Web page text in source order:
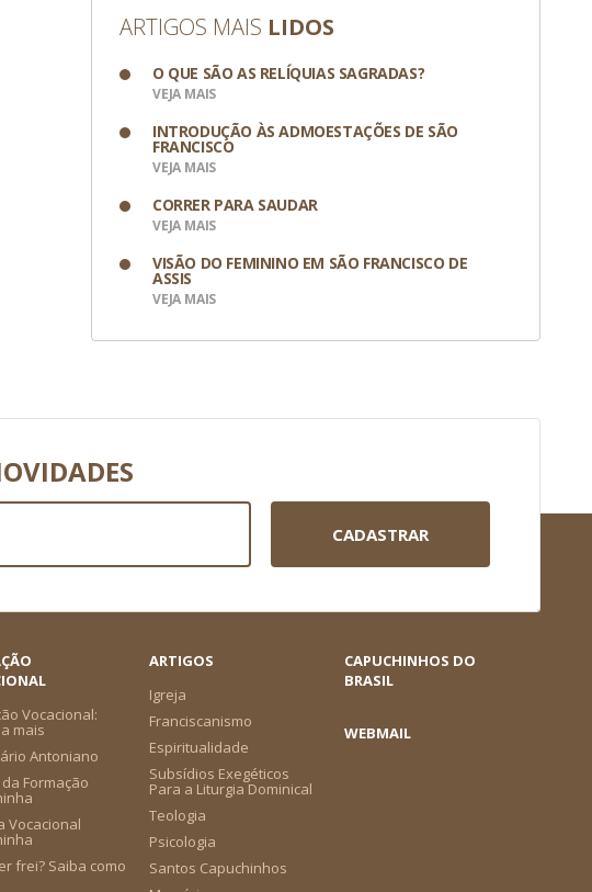
ARTIGOS MAIS LIDOS
O QUE SÃO AS RELÍQUIAS SAGRADAS?
VEJA MAIS
INTRODUÇÃO ÀS ADMOESTAÇÕES DE SÃO
FRANCISCO
VEJA MAIS
CORRER PARA SAUDAR
VEJA MAIS
VISÃO DO FEMININO EM SÃO FRANCISCO DE
ASSIS
VEJA MAIS
CADASTRAR
Vocacional:
mais
Antoniano
Formação
Vocacional
frei? Saiba como
ARTIGOS
Igreja
Franciscanismo
Espiritualidade
Subsídios Exegéticos
Para a Liturgia Dominical
Teologia
Psicologia
Santos Capuchinhos
CAPUCHINHOS DO
BRASIL
WEBMAIL